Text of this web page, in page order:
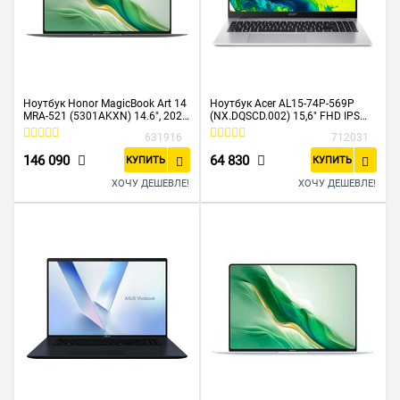
Ноутбук Honor MagicBook Art 14
MRA-521 (5301AKXN) 14.6", 2024,
OLED, Ultra 5 125H 1.2ГГц, 14
ядер, 32ГБ LPDDR5x, 1ТБ SSD,
Intel Arc, W11H зеленый
631916
146 090 КУПИТЬ
ХОЧУ ДЕШЕВЛЕ!
Ноутбук Acer AL15-74P-569P
(NX.DQSCD.002) 15,6" FHD IPS
U5-125H 16GB 512Gb SSD DOS
712031
64 830 КУПИТЬ
ХОЧУ ДЕШЕВЛЕ!